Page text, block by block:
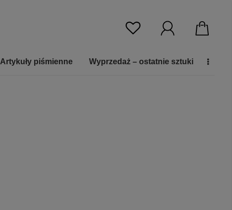
Artykuły piśmienne Wyprzedaż – ostatnie sztuki